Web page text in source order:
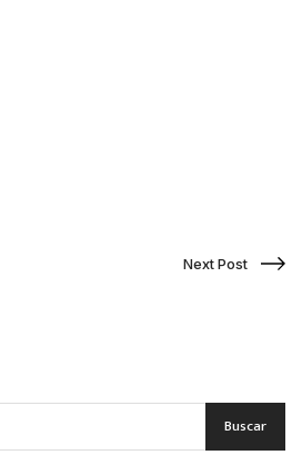
Next Post
Buscar